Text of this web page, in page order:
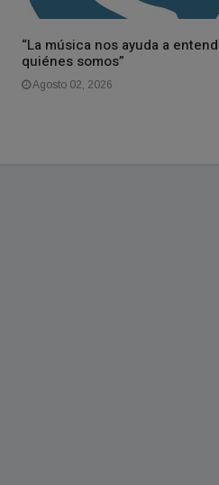
“La música nos ayuda a
quiénes somos”
Agosto 02, 2026